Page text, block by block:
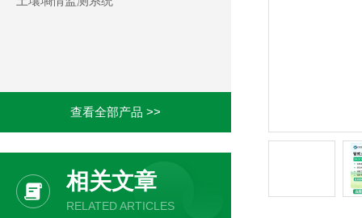
查看全部产品 >>
相关文章
RELATED ARTICLES